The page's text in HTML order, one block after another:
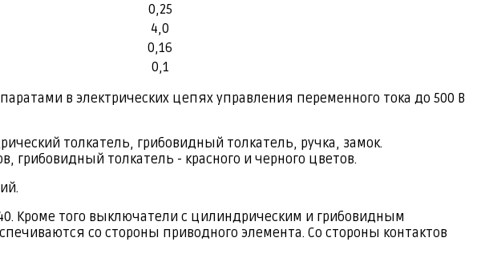
0,25
4,0
0,16
0,1
в электрических цепях управления переменного тока до 500 В
толкатель, грибовидный толкатель, ручка, замок.
грибовидный толкатель - красного и черного цветов.
Кроме того выключатели с цилиндрическим и грибовидным
со стороны приводного элемента. Со стороны контактов